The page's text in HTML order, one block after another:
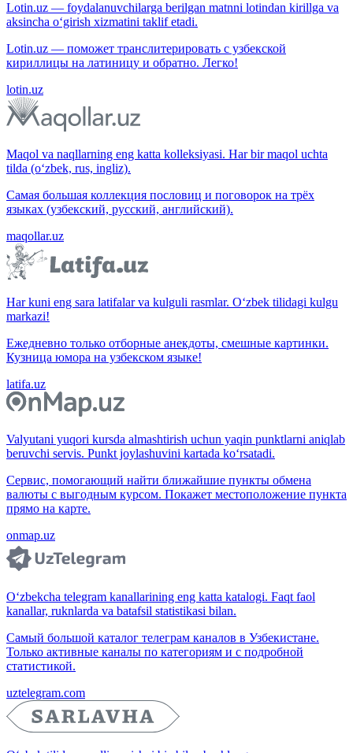
Lotin.uz — foydalanuvchilarga berilgan matnni lotindan kirillga va
aksincha o‘girish xizmatini taklif etadi.
Lotin.uz — поможет транслитерировать с узбекской
кириллицы на латиницу и обратно. Легко!
lotin.uz
Maqol va naqllarning eng katta kolleksiyasi. Har bir maqol uchta
tilda (o‘zbek, rus, ingliz).
Самая большая коллекция пословиц и поговорок на трёх
языках (узбекский, русский, английский).
maqollar.uz
Har kuni eng sara latifalar va kulguli rasmlar. O‘zbek tilidagi kulgu
markazi!
Ежедневно только отборные анекдоты, смешные картинки.
Кузница юмора на узбекском языке!
latifa.uz
Valyutani yuqori kursda almashtirish uchun yaqin punktlarni aniqlab
beruvchi servis. Punkt joylashuvini kartada ko‘rsatadi.
Сервис, помогающий найти ближайшие пункты обмена
валюты с выгодным курсом. Покажет местоположение пункта
прямо на карте.
onmap.uz
O‘zbekcha telegram kanallarining eng katta katalogi. Faqt faol
kanallar, ruknlarda va batafsil statistikasi bilan.
Самый большой каталог телеграм каналов в Узбекистане.
Только активные каналы по категориям и с подробной
статистикой.
uztelegram.com